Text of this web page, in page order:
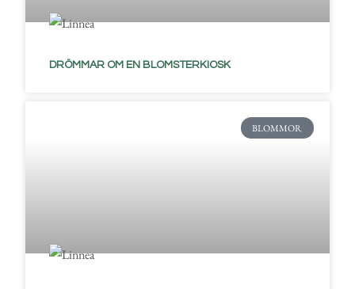
DRÖMMAR OM EN BLOMSTERKIOSK
BLOMMOR